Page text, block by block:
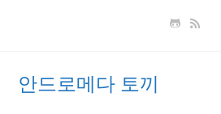
안드로메다 토끼